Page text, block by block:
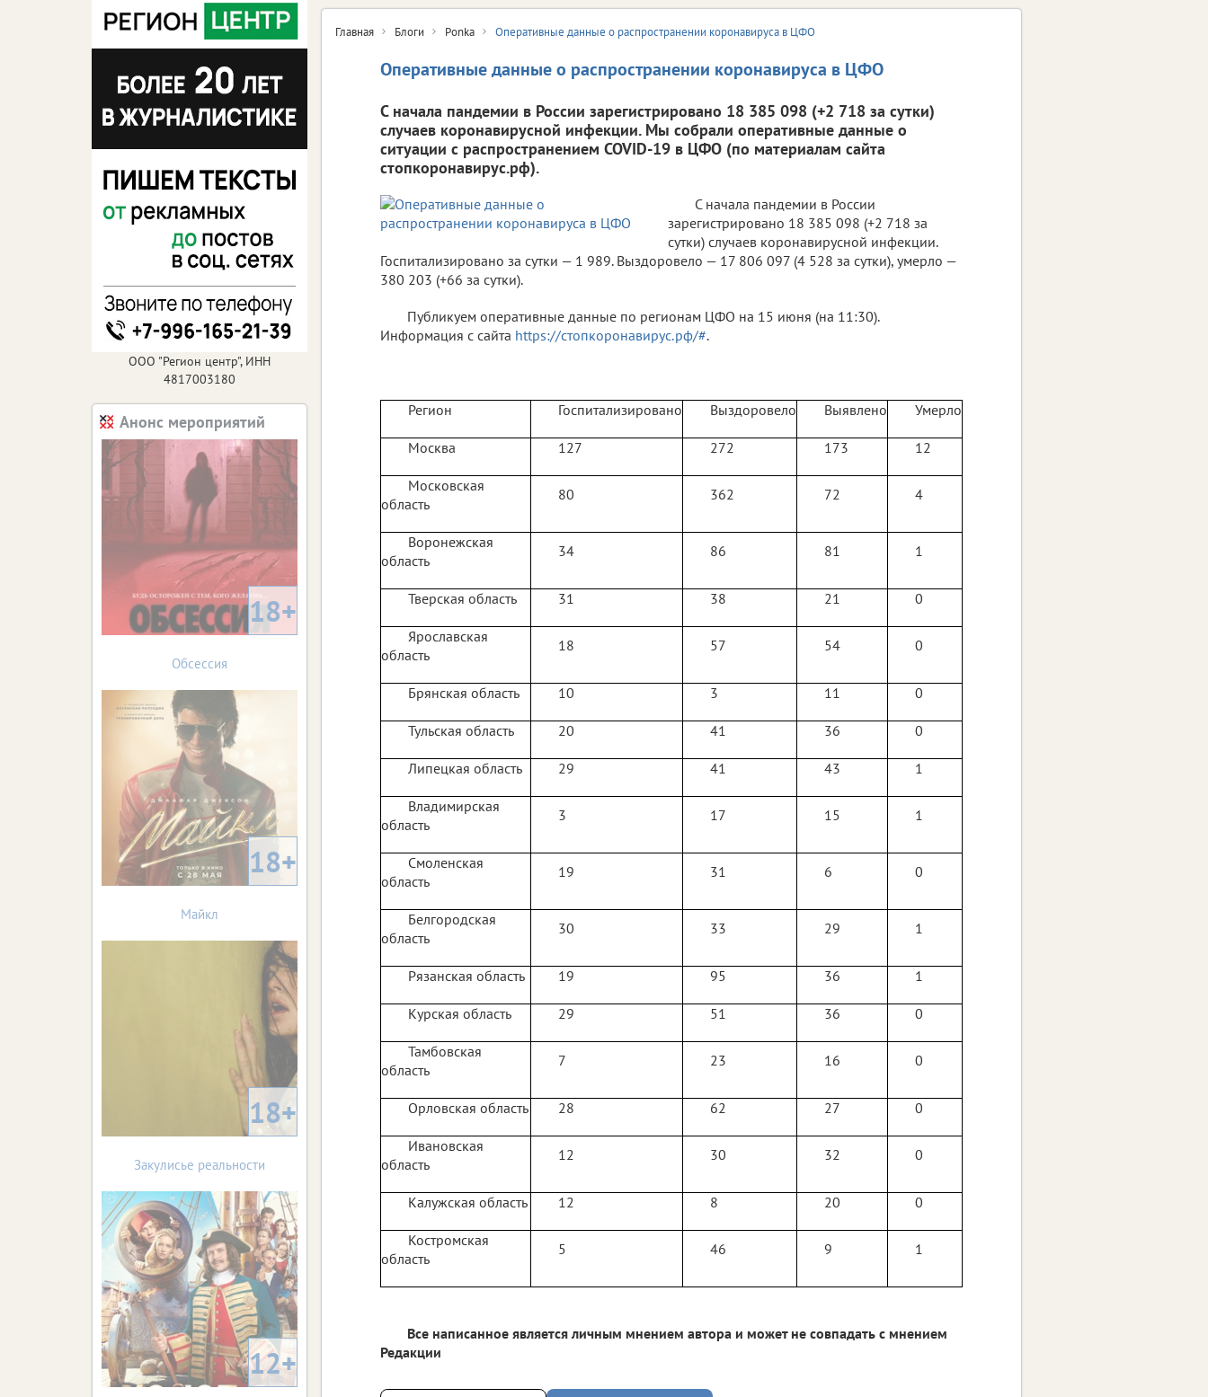
Главная Блоги Ponka Оперативные данные о распространении коронавируса в ЦФО
Оперативные данные о распространении коронавируса в ЦФО
С начала пандемии в России зарегистрировано 18 385 098 (+2 718 за сутки)
случаев коронавирусной инфекции. Мы собрали оперативные данные о
ситуации с распространением COVID-19 в ЦФО (по материалам сайта
стопкоронавирус.рф).
С начала пандемии в России
зарегистрировано 18 385 098 (+2 718 за
сутки) случаев коронавирусной инфекции.
Госпитализировано за сутки — 1 989. Выздоровело — 17 806 097 (4 528 за сутки), умерло —
380 203 (+66 за сутки).
Публикуем оперативные данные по регионам ЦФО на 15 июня (на 11:30).
Информация с сайта https://стопкоронавирус.рф/#.
Регион Госпитализировано Выздоровело Выявлено Умерло
Москва 127 272 173 12
Московская
область
80 362 72 4
Воронежская
область
34 86 81 1
Тверская область 31 38 21 0
Ярославская
область
18 57 54 0
Брянская область 10 3 11 0
Тульская область 20 41 36 0
Липецкая область 29 41 43 1
Владимирская
область
3 17 15 1
Смоленская
область
19 31 6 0
Белгородская
область
30 33 29 1
Рязанская область 19 95 36 1
Курская область 29 51 36 0
Тамбовская
область
7 23 16 0
Орловская область 28 62 27 0
Ивановская
область
12 30 32 0
Калужская область 12 8 20 0
Костромская
область
5 46 9 1
Все написанное является личным мнением автора и может не совпадать с мнением
Редакции
ООО "Регион центр", ИНН
4817003180
Анонс мероприятий
18+
Обсессия
18+
Майкл
18+
Закулисье реальности
12+